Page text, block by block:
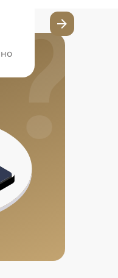
опыт.качественно и в